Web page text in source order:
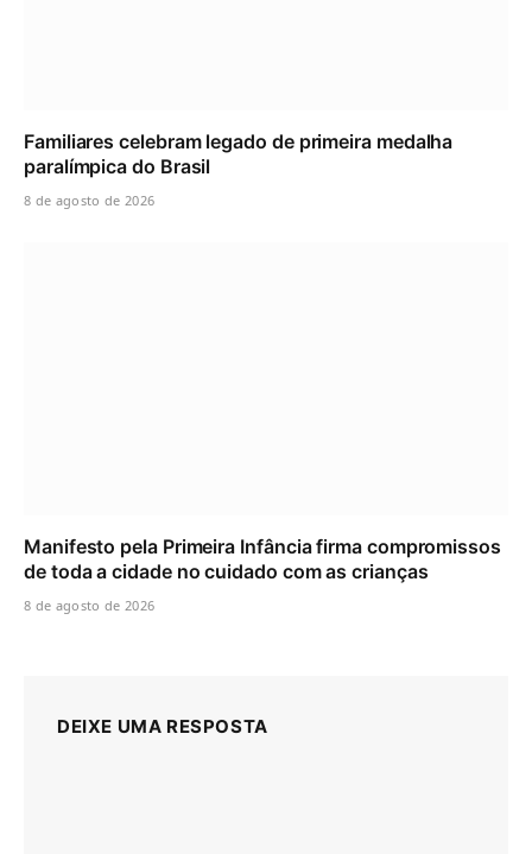
Familiares celebram legado de primeira medalha
paralímpica do Brasil
8 de agosto de 2026
Manifesto pela Primeira Infância firma compromissos
de toda a cidade no cuidado com as crianças
8 de agosto de 2026
DEIXE UMA RESPOSTA